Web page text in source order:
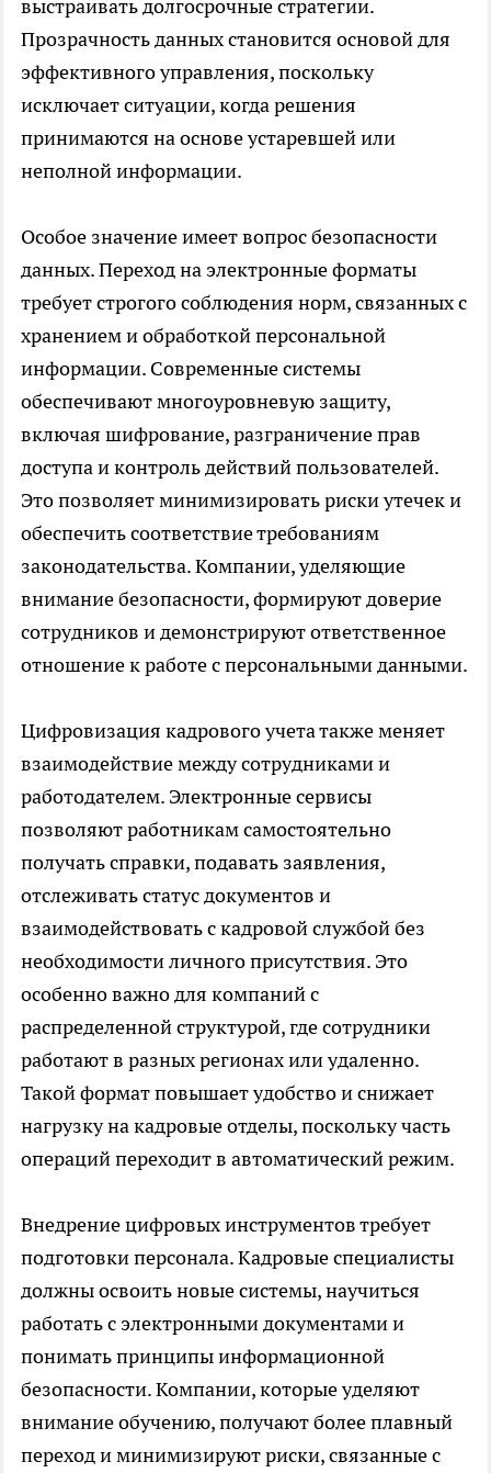
выстраивать долгосрочные стратегии.
Прозрачность данных становится основой для
эффективного управления, поскольку
исключает ситуации, когда решения
принимаются на основе устаревшей или
неполной информации.
Особое значение имеет вопрос безопасности
данных. Переход на электронные форматы
требует строгого соблюдения норм, связанных с
хранением и обработкой персональной
информации. Современные системы
обеспечивают многоуровневую защиту,
включая шифрование, разграничение прав
доступа и контроль действий пользователей.
Это позволяет минимизировать риски утечек и
обеспечить соответствие требованиям
законодательства. Компании, уделяющие
внимание безопасности, формируют доверие
сотрудников и демонстрируют ответственное
отношение к работе с персональными данными.
Цифровизация кадрового учета также меняет
взаимодействие между сотрудниками и
работодателем. Электронные сервисы
позволяют работникам самостоятельно
получать справки, подавать заявления,
отслеживать статус документов и
взаимодействовать с кадровой службой без
необходимости личного присутствия. Это
особенно важно для компаний с
распределенной структурой, где сотрудники
работают в разных регионах или удаленно.
Такой формат повышает удобство и снижает
нагрузку на кадровые отделы, поскольку часть
операций переходит в автоматический режим.
Внедрение цифровых инструментов требует
подготовки персонала. Кадровые специалисты
должны освоить новые системы, научиться
работать с электронными документами и
понимать принципы информационной
безопасности. Компании, которые уделяют
внимание обучению, получают более плавный
переход и минимизируют риски, связанные с